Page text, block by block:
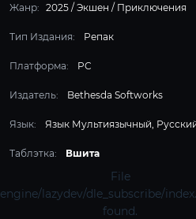
Жанр: 2025 /Экшен / Приключения
Тип Издания: Репак
Платформа: PC
Издатель: Bethesda Softworks
Язык: Язык Мультиязычный,
Таблэтка: Вшита
File
engine/lazydev/dle_subscribe/
found.